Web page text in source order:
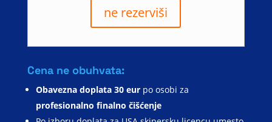
ne rezerviši
Cena ne obuhvata:
Obavezna doplata 30 eurpo osobi za
profesionalno finalno čišćenje